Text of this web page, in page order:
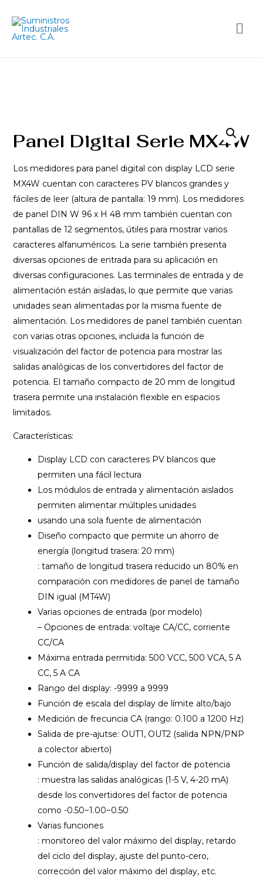
Panel Digital Serie MX4W
Los medidores para panel digital con display LCD serie
MX4W cuentan con caracteres PV blancos grandes y
fáciles de leer (altura de pantalla: 19 mm). Los medidores
de panel DIN W 96 x H 48 mm también cuentan con
pantallas de 12 segmentos, útiles para mostrar varios
caracteres alfanuméricos. La serie también presenta
diversas opciones de entrada para su aplicación en
diversas configuraciones. Las terminales de entrada y de
alimentación están aisladas, lo que permite que varias
unidades sean alimentadas por la misma fuente de
alimentación. Los medidores de panel también cuentan
con varias otras opciones, incluida la función de
visualización del factor de potencia para mostrar las
salidas analógicas de los convertidores del factor de
potencia. El tamaño compacto de 20 mm de longitud
trasera permite una instalación flexible en espacios
limitados.
Características:
Display LCD con caracteres PV blancos que
permiten una fácil lectura
Los módulos de entrada y alimentación aislados
permiten alimentar múltiples unidades
usando una sola fuente de alimentación
Diseño compacto que permite un ahorro de
energía (longitud trasera: 20 mm)
: tamaño de longitud trasera reducido un 80% en
comparación con medidores de panel de tamaño
DIN igual (MT4W)
Varias opciones de entrada (por modelo)
– Opciones de entrada: voltaje CA/CC, corriente
CC/CA
Máxima entrada permitida: 500 VCC, 500 VCA, 5 A
CC, 5 A CA
Rango del display: -9999 a 9999
Función de escala del display de límite alto/bajo
Medición de frecuncia CA (rango: 0.100 a 1200 Hz)
Salida de pre-ajutse: OUT1, OUT2 (salida NPN/PNP
a colector abierto)
Función de salida/display del factor de potencia
: muestra las salidas analógicas (1-5 V, 4-20 mA)
desde los convertidores del factor de potencia
como -0.50~1.00~0.50
Varias funciones
: monitoreo del valor máximo del display, retardo
del ciclo del display, ajuste del punto-cero,
corrección del valor máximo del display, etc.